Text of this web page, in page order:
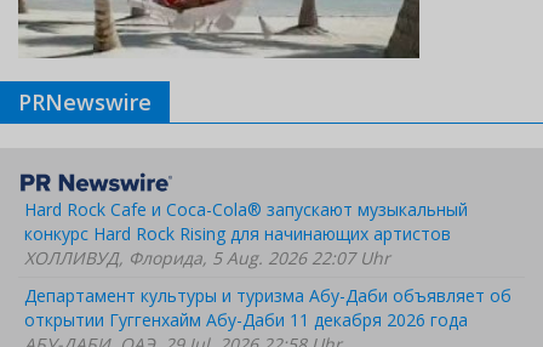
PRNewswire
Hard Rock Cafe и Coca-Cola® запускают музыкальный
конкурс Hard Rock Rising для начинающих артистов
ХОЛЛИВУД, Флорида, 5 Aug. 2026 22:07 Uhr
Департамент культуры и туризма Абу-Даби объявляет об
открытии Гуггенхайм Абу-Даби 11 декабря 2026 года